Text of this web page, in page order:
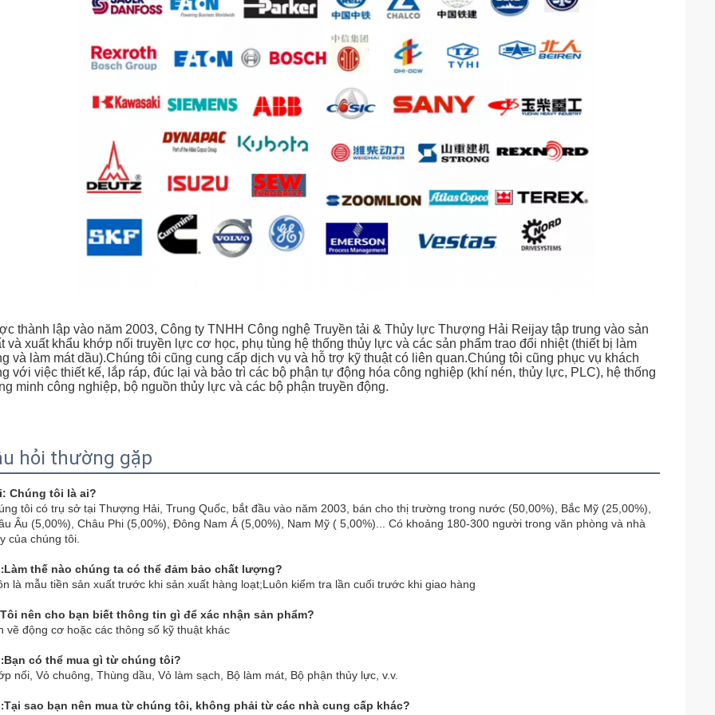
thành lập vào năm 2003, Công ty TNHH Công nghệ Truyền tải & Thủy lực Thượng Hải Reijay tập trung vào sản
và xuất khẩu khớp nối truyền lực cơ học, phụ tùng hệ thống thủy lực và các sản phẩm trao đổi nhiệt (thiết bị làm
và làm mát dầu).Chúng tôi cũng cung cấp dịch vụ và hỗ trợ kỹ thuật có liên quan.Chúng tôi cũng phục vụ khách
với việc thiết kế, lắp ráp, đúc lại và bảo trì các bộ phận tự động hóa công nghiệp (khí nén, thủy lực, PLC), hệ thống
minh công nghiệp, bộ nguồn thủy lực và các bộ phận truyền động.
hỏi thường gặp
Chúng tôi là ai?
tôi có trụ sở tại Thượng Hải, Trung Quốc, bắt đầu vào năm 2003, bán cho thị trường trong nước (50,00%), Bắc Mỹ (25,00%),
Âu (5,00%), Châu Phi (5,00%), Đông Nam Á (5,00%), Nam Mỹ ( 5,00%)... Có khoảng 180-300 người trong văn phòng và nhà
của chúng tôi.
Làm thế nào chúng ta có thể đảm bảo chất lượng?
là mẫu tiền sản xuất trước khi sản xuất hàng loạt;Luôn kiểm tra lần cuối trước khi giao hàng
nên cho bạn biết thông tin gì để xác nhận sản phẩm?
vẽ động cơ hoặc các thông số kỹ thuật khác
Bạn có thể mua gì từ chúng tôi?
nối, Vỏ chuông, Thùng dầu, Vỏ làm sạch, Bộ làm mát, Bộ phận thủy lực, v.v.
Tại sao bạn nên mua từ chúng tôi, không phải từ các nhà cung cấp khác?